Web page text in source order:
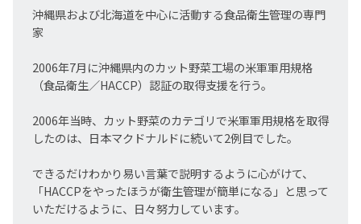
沖縄県および北海道を中心に活動する食品衛生管理の専門
家
2006年7月に沖縄県内のカット野菜工場の米軍軍用規格
（食品衛生／HACCP）認証の取得支援を行う。
2006年当時、カット野菜のカテゴリで米軍軍用規格を取得
したのは、日本マクドナルドに続いて2例目でした。
できるだけわかり易い言葉で説明するように心がけて、
「HACCPをやったほうが衛生管理が簡単になる」と思って
いただけるように、日々努力しています。